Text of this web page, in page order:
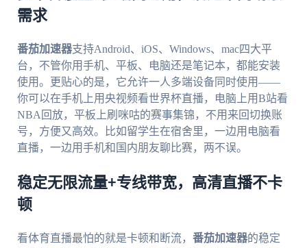
需求
番茄加速器支持Android、iOS、Windows、mac四大平
台，不管你用手机、平板、电脑还是笔记本，都能安装
使用。更贴心的是，它允许一人多端设备同时使用——
你可以在手机上用央视频看世界杯直播，电脑上用B站看
NBA回放，平板上刷咪咕的赛事集锦，不用来回切换账
号，方便又高效。比如留学生在宿舍里，一边用电脑看
直播，一边用手机和国内朋友聊比赛，两不误。
稳定无限流量+专线带宽，高清直播不卡
顿
看体育直播最怕的就是卡顿和断流， 番茄加速器的稳定